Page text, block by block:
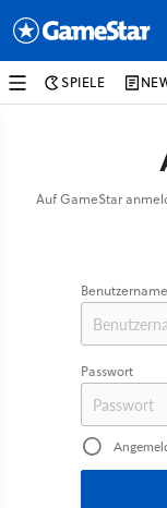
SPIELE
Auf GameStar
Benutzername
Passwort